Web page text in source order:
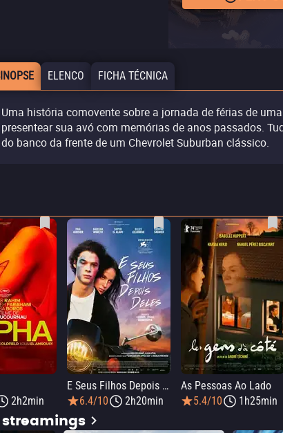
ELENCO FICHA TÉCNICA
Uma história comovente sobre a jornada de férias de
presentear sua avó com memórias de anos passados.
do banco da frente de um Chevrolet Suburban clássico.
2h2min
E Seus Filhos Depois Deles
6.4/10
2h20min
As Pessoas Ao Lado
5.4/10
1h25min